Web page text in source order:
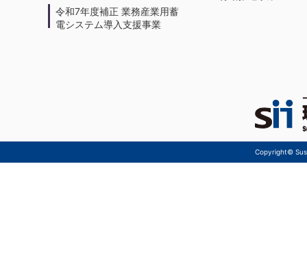
令和7年度補正 業務産業用蓄
電システム導入支援事業
Copyright©